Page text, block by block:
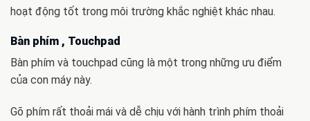
hoạt động tốt trong môi trường khắc nghiệt khác nhau.
Bàn phím , Touchpad
Bàn phím và touchpad cũng là một trong những ưu điểm
của con máy này.
Gõ phím rất thoải mái và dễ chịu với hành trình phím thoải